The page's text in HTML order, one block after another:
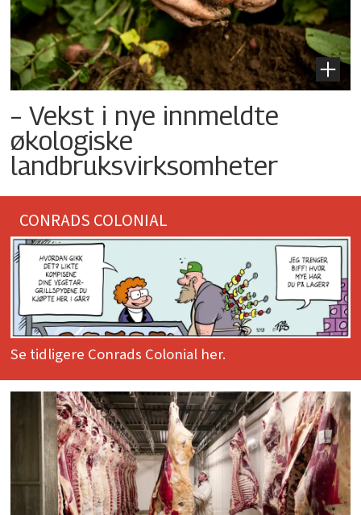
– Vekst i nye innmeldte
økologiske
landbruksvirksomheter
CONRADS COLONIAL
Se tidligere Conrads Colonial her.